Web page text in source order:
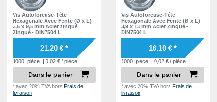
Vis Autoforeuse-Tête
Hexagonale Avec Fente (Ø x L)
3,5 x 9,5 mm Acier zingué
Zingué - DIN7504 L
21,20 € *
1000 pièce | 0,02 € / pièce
Dans le panier
*avec 20% TVAhorsFrais de
livraison
Vis Autoforeuse-Tête
Hexagonale Avec Fente (Ø x L)
3,9 x 13 mm Acier Zingué -
DIN7504 L
16,10 € *
1000 pièce | 0,02 € / pièce
Dans le panier
*avec 20% TVAhorsFrais de
livraison